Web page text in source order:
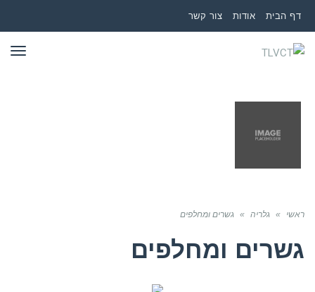
דף הבית אודות צור קשר
ראשי » גלריה » גשרים ומחלפים
גשרים ומחלפים